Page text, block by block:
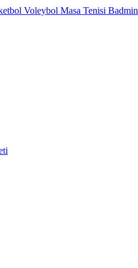
Voleybol Masa Tenisi